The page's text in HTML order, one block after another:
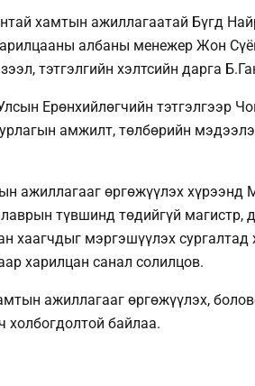
хамтын ажиллагаатай Бүгд
албаны менежер Жон
тэтгэлгийн хэлтсийн дарга
Ерөнхийлөгчийн тэтгэлгээр
амжилт, төлбөрийн
ажиллагааг өргөжүүлэх хүрээнд
түвшинд төдийгүй магистр,
хаагчдыг мэргэшүүлэх
харилцан санал солилцов.
ажиллагааг өргөжүүлэх,
холбогдолтой байлаа.